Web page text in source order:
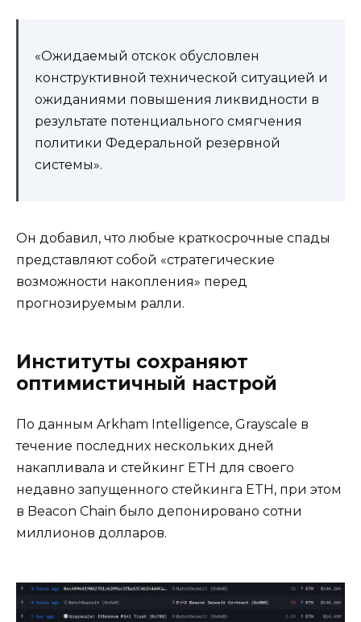
«Ожидаемый отскок обусловлен
конструктивной технической ситуацией и
ожиданиями повышения ликвидности в
результате потенциального смягчения
политики Федеральной резервной
системы».
Он добавил, что любые краткосрочные спады
представляют собой «стратегические
возможности накопления» перед
прогнозируемым ралли.
Институты сохраняют
оптимистичный настрой
По данным Arkham Intelligence, Grayscale в
течение последних нескольких дней
накапливала и стейкинг ETH для своего
недавно запущенного стейкинга ETH, при этом
в Beacon Chain было депонировано сотни
миллионов долларов.